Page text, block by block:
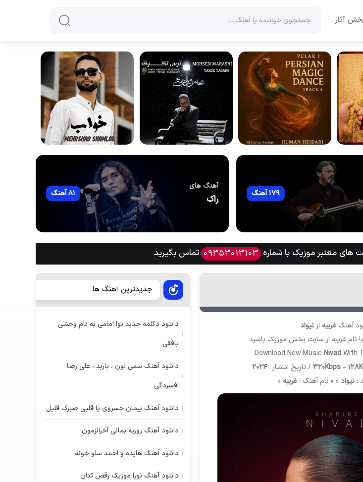
آثار
179 آهنگ
آهنگ های
راک 81 آهنگ
معتبر موزیک با شماره 09353013103 تماس بگیرید
آهنگ غریبه ازنیواد
نام غریبه از سایت پخش موزیک باشید
Download New Music NivadWith
320Kbps –/ تاریخ انتشار : 2024
:نیواد « » نام آهنگ :غریبه «
جدیدترین آهنگ ها
دانلود دکلمه جدید نوا امامی به نام وحشی
بافقی
دانلود آهنگ سمی لون ، باربد ، علی رضا
افسردگی
دانلود آهنگ پیمان خسروی یا قلبی صبرک قلیل
دانلود آهنگ روزبه بمانی آخرالزمون
دانلود آهنگ هایده و احمد سلو خونه
دانلود آهنگ نورا موزیک رقص کنان